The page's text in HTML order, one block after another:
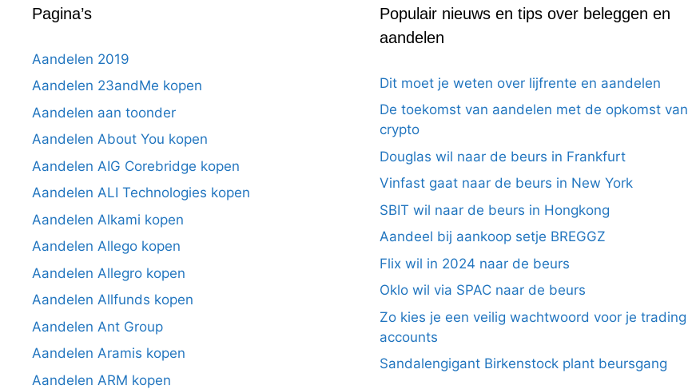
Pagina’s
Aandelen 2019
Aandelen 23andMe kopen
Aandelen aan toonder
Aandelen About You kopen
Aandelen AIG Corebridge kopen
Aandelen ALI Technologies kopen
Aandelen Alkami kopen
Aandelen Allego kopen
Aandelen Allegro kopen
Aandelen Allfunds kopen
Aandelen Ant Group
Aandelen Aramis kopen
Aandelen ARM kopen
Populair nieuws en tips over beleggen en
aandelen
Dit moet je weten over lijfrente en aandelen
De toekomst van aandelen met de opkomst van
crypto
Douglas wil naar de beurs in Frankfurt
Vinfast gaat naar de beurs in New York
SBIT wil naar de beurs in Hongkong
Aandeel bij aankoop setje BREGGZ
Flix wil in 2024 naar de beurs
Oklo wil via SPAC naar de beurs
Zo kies je een veilig wachtwoord voor je trading
accounts
Sandalengigant Birkenstock plant beursgang